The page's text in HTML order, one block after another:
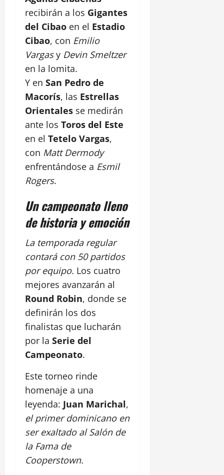
recibirán a los Gigantes
del Cibao en el Estadio
Cibao, con Emilio
Vargasy Devin Smeltzer
en la lomita.
Y en San Pedro de
Macorís, las Estrellas
Orientales se medirán
ante los Toros del Este
en el Tetelo Vargas,
con Matt Dermody
enfrentándose a Esmil
Rogers.
Un campeonato lleno
de historia y emoción
La temporada regular
contará con 50 partidos
por equipo. Los cuatro
mejores avanzarán al
Round Robin, donde se
definirán los dos
finalistas que lucharán
por la Serie del
Campeonato.
Este torneo rinde
homenaje a una
leyenda: Juan Marichal,
el primer dominicano en
ser exaltado al Salón de
la Fama de
Cooperstown.